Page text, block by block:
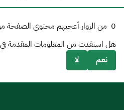
0 من الزوار أعجبهم محتوى
هل استفدت من المعلومات المقدمة
نعم
لا